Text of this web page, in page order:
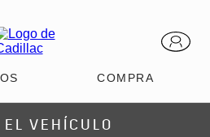
VEHÍCULO